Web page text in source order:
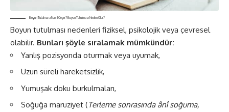
Boyun Tutulması Nasıl Geçer? Boyun Tutulması Neden Olur?
Boyun tutulması nedenleri fiziksel, psikolojik veya çevresel
olabilir. Bunları şöyle sıralamak mümkündür:
Yanlış pozisyonda oturmak veya uyumak,
Uzun süreli hareketsizlik,
Yumuşak doku burkulmaları,
Soğuğa maruziyet (Terleme sonrasında ânî soğuma,